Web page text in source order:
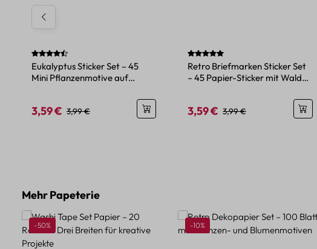
Durchschnittliche Bewertung von 4.75 von 5 Sternen
Eukalyptus Sticker Set – 45
Mini Pflanzenmotive auf
Verkaufspreis:
3,59 € Regulärer Preis:
3,99 €
Durchschnittliche Bewertung
Retro Briefmarken Sticker Set
– 45 Papier-Sticker mit Wald-
Verkaufspreis:
3,59 € Regulärer Preis:
3,99 €
Produktgalerie überspringen
Mehr Papeterie
Rabatt
-50% Rabatt
-10%